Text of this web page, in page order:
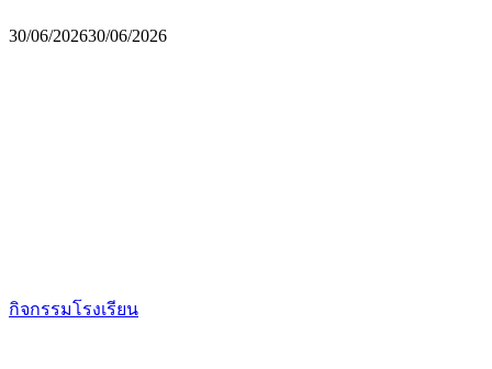
30/06/202630/06/2026
กิจกรรมโรงเรียน